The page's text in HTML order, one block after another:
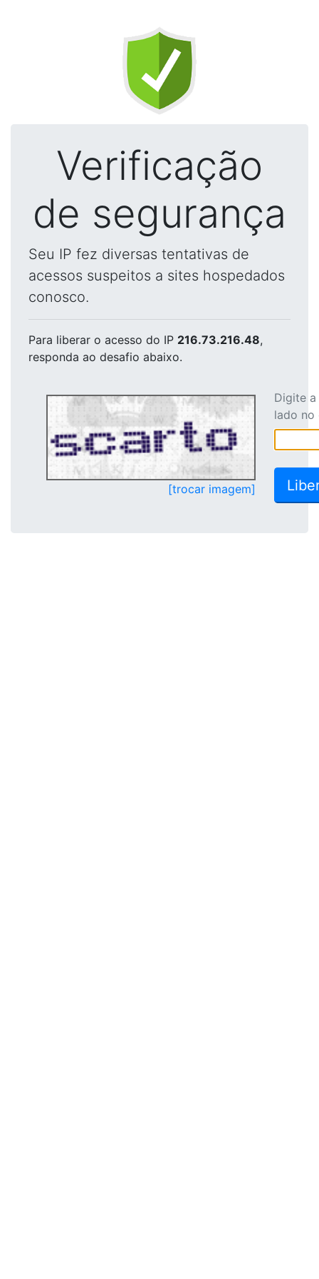
Verificação
de segurança
Seu IP fez diversas tentativas de
acessos suspeitos a sites hospedados
conosco.
Para liberar o acesso do IP 216.73.216.48,
responda ao desafio abaixo.
[trocar imagem]
Digite
lado no